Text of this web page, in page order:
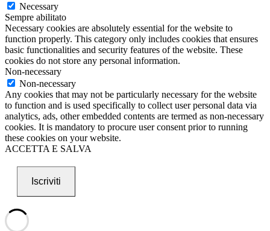
Necessary
Sempre abilitato
Necessary cookies are absolutely essential for the website to
function properly. This category only includes cookies that ensures
basic functionalities and security features of the website. These
cookies do not store any personal information.
Non-necessary
Non-necessary
Any cookies that may not be particularly necessary for the website
to function and is used specifically to collect user personal data via
analytics, ads, other embedded contents are termed as non-necessary
cookies. It is mandatory to procure user consent prior to running
these cookies on your website.
ACCETTA E SALVA
Iscriviti